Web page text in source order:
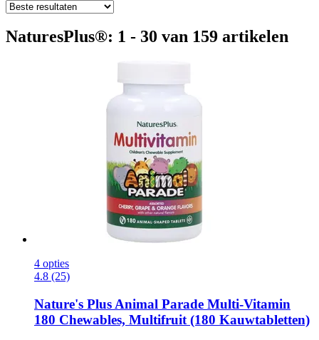
NaturesPlus®: 1 - 30 van 159 artikelen
4 opties
4.8 (25)
Nature's Plus Animal Parade Multi-​Vitamin
180 Chewables, Multifruit (180 Kauwtabletten)